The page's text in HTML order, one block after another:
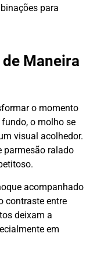
para
Maneira
o momento
o molho se
visual acolhedor.
parmesão ralado
acompanhado
contraste entre
deixam a
em